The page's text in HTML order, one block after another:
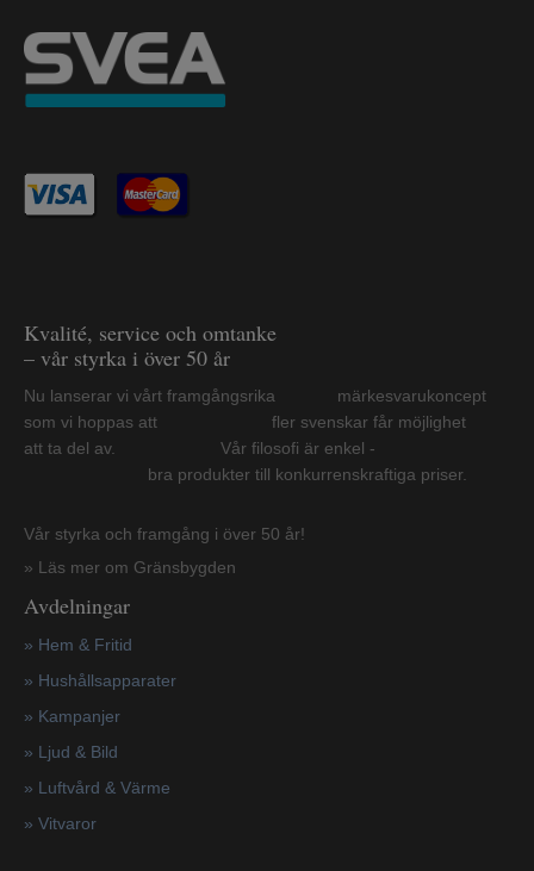
Kvalité, service och omtanke
– vår styrka i över 50 år
Nu lanserar vi vårt framgångsrika märkesvarukoncept
som vi hoppas att fler svenskar får möjlighet
att ta del av. Vår filosofi är enkel -
bra produkter till konkurrenskraftiga priser.
Vår styrka och framgång i över 50 år!
» Läs mer om Gränsbygden
Avdelningar
» Hem & Fritid
» Hushållsapparater
» Kampanjer
» Ljud & Bild
» Luftvård & Värme
» Vitvaror